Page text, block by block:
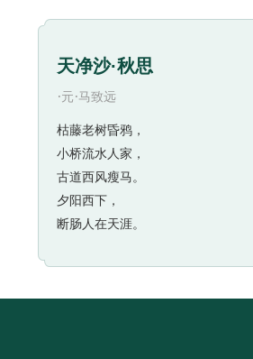
天净沙·秋思
·元·马致远
枯藤老树昏鸦，
小桥流水人家，
古道西风瘦马。
夕阳西下，
断肠人在天涯。